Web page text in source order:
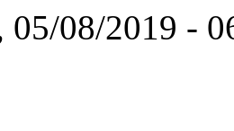
05/08/2019 -